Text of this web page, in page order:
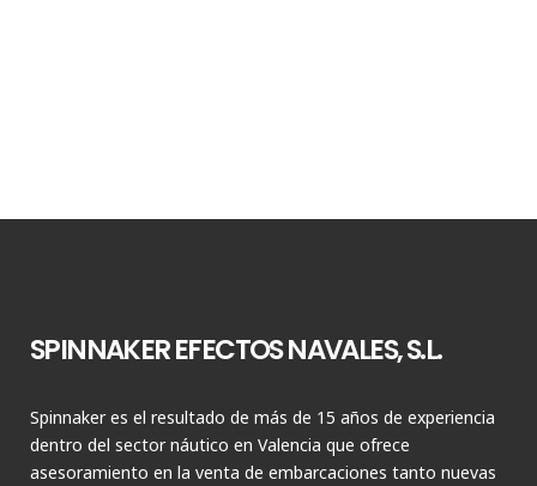
SPINNAKER EFECTOS NAVALES, S.L.
Spinnaker es el resultado de más de 15 años de experiencia
dentro del sector náutico en Valencia que ofrece
asesoramiento en la venta de embarcaciones tanto nuevas